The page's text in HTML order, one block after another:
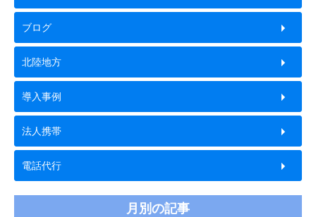
ブログ
北陸地方
導入事例
法人携帯
電話代行
月別の記事